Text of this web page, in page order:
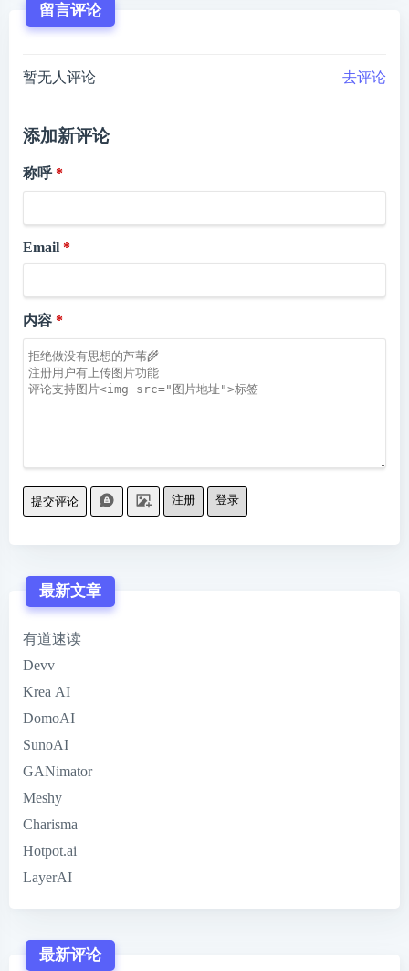
留言评论
暂无人评论 去评论
添加新评论
称呼
Email
内容
提交评论 注册 登录
最新文章
有道速读
Devv
Krea AI
DomoAI
SunoAI
GANimator
Meshy
Charisma
Hotpot.ai
LayerAI
最新评论